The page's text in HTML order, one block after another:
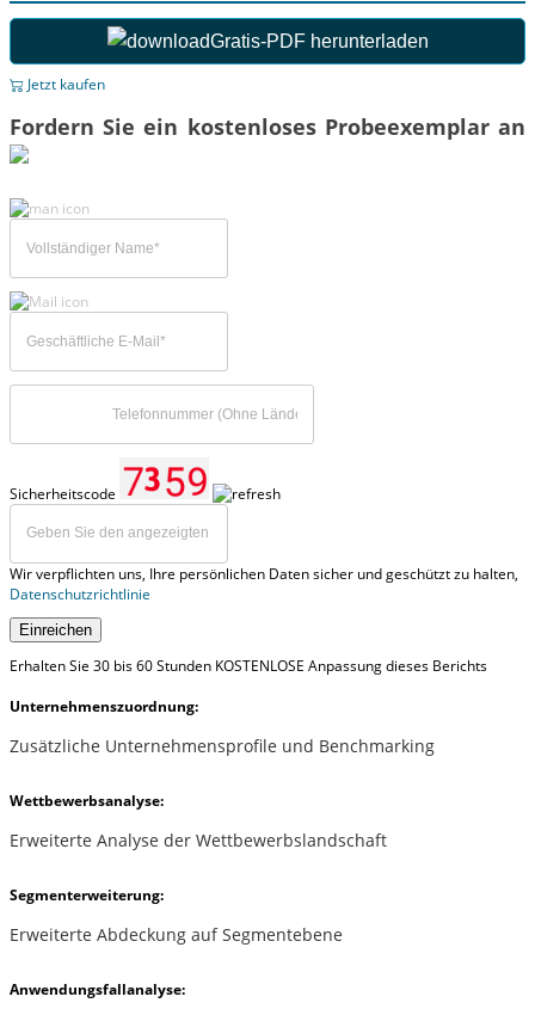
Gratis-PDF herunterladen
Jetzt kaufen
Fordern Sie ein kostenloses Probeexemplar an
Sicherheitscode
Wir verpflichten uns, Ihre persönlichen Daten sicher und geschützt zu halten,
Datenschutzrichtlinie
Einreichen
Erhalten Sie 30 bis 60 Stunden KOSTENLOSE Anpassung dieses Berichts
Unternehmenszuordnung:
Zusätzliche Unternehmensprofile und Benchmarking
Wettbewerbsanalyse:
Erweiterte Analyse der Wettbewerbslandschaft
Segmenterweiterung:
Erweiterte Abdeckung auf Segmentebene
Anwendungsfallanalyse: